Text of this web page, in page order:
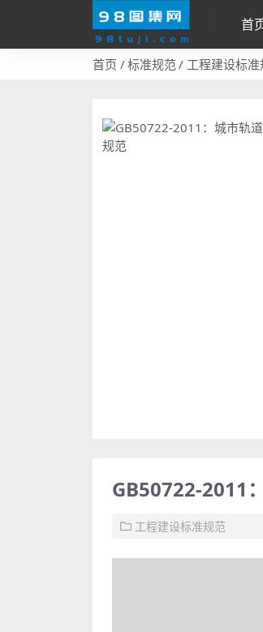
首
首页 标准规范 工程建设标准
GB50722-2011
工程建设标准规范